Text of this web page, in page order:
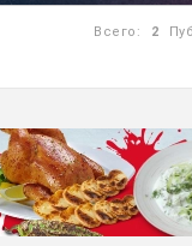
Всего: 2